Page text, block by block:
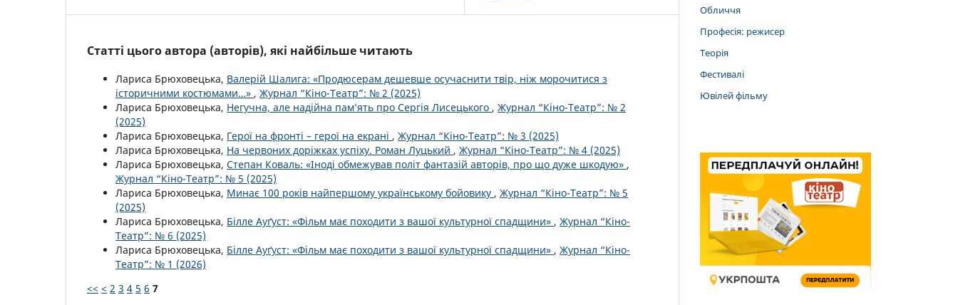
Статті цього автора (авторів), які найбільше читають
Лариса Брюховецька, Валерій Шалига: «Продюсерам дешевше осучаснити твір, ніж морочитися з
історичними костюмами…» , Журнал “Кіно-Театр”: № 2 (2025)
Лариса Брюховецька, Негучна, але надійна пам’ять про Сергія Лисецького , Журнал “Кіно-Театр”: № 2
(2025)
Лариса Брюховецька, Герої на фронті – герої на екрані , Журнал “Кіно-Театр”: № 3 (2025)
Лариса Брюховецька, На червоних доріжках успіху. Роман Луцький , Журнал “Кіно-Театр”: № 4 (2025)
Лариса Брюховецька, Степан Коваль: «Іноді обмежував політ фантазій авторів, про що дуже шкодую» ,
Журнал “Кіно-Театр”: № 5 (2025)
Лариса Брюховецька, Минає 100 років найпершому українському бойовику , Журнал “Кіно-Театр”: № 5
(2025)
Лариса Брюховецька, Білле Ауґуст: «Фільм має походити з вашої культурної спадщини» , Журнал “Кіно-
Театр”: № 6 (2025)
Лариса Брюховецька, Білле Ауґуст: «Фільм має походити з вашої культурної спадщини» , Журнал “Кіно-
Театр”: № 1 (2026)
<< < 2 3 4 5 6 7
Обличчя
Професія: режисер
Теорія
Фестивалі
Ювілей фільму